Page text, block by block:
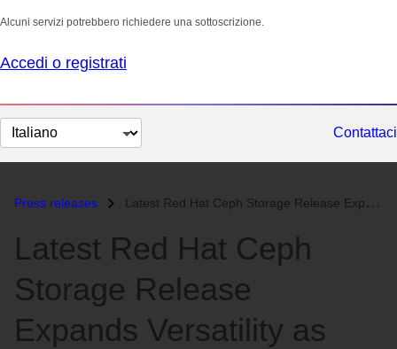
Alcuni servizi potrebbero richiedere una sottoscrizione.
Accedi o registrati
Cambia
lingua
Contattaci
Press releases Latest Red Hat Ceph Storage Release Expands Versatility as Object Stor...
Latest Red Hat Ceph
Storage Release
Expands Versatility as